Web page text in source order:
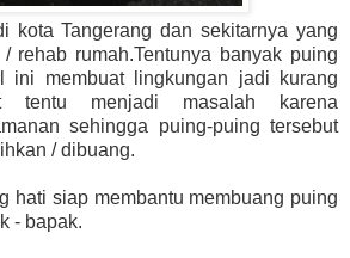
kota Tangerang dan sekitarnya yang
rehab rumah.Tentunya banyak puing
ini membuat lingkungan jadi kurang
tentu menjadi masalah karena
sehingga puing-puing tersebut
/ dibuang.
hati siap membantu membuang puing
- bapak.